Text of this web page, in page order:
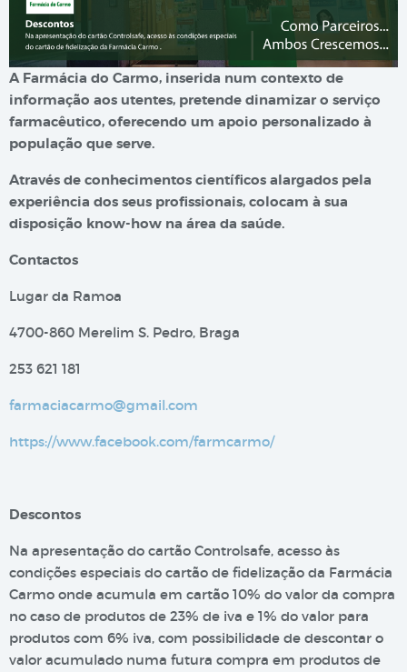
A Farmácia do Carmo, inserida num contexto de
informação aos utentes, pretende dinamizar o serviço
farmacêutico, oferecendo um apoio personalizado à
população que serve.
Através de conhecimentos científicos alargados pela
experiência dos seus profissionais, colocam à sua
disposição know-how na área da saúde.
Contactos
Lugar da Ramoa
4700-860 Merelim S. Pedro, Braga
253 621 181
farmaciacarmo@gmail.com
https://www.facebook.com/farmcarmo/
Descontos
Na apresentação do cartão Controlsafe, acesso às
condições especiais do cartão de fidelização da Farmácia
Carmo onde acumula em cartão 10% do valor da compra
no caso de produtos de 23% de iva e 1% do valor para
produtos com 6% iva, com possibilidade de descontar o
valor acumulado numa futura compra em produtos de